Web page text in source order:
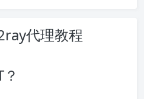
代理教程